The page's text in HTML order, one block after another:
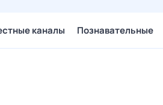
каналы Познавательные